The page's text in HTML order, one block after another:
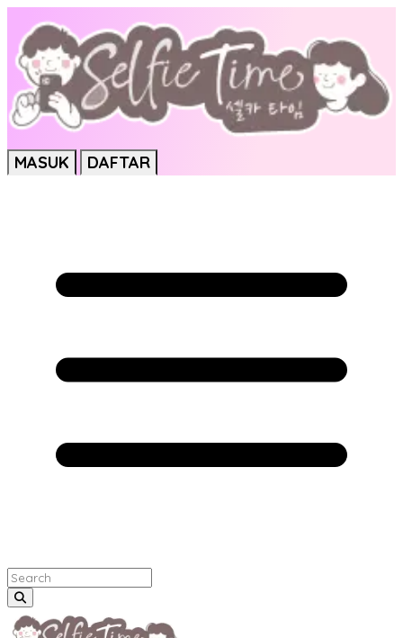
MASUK DAFTAR